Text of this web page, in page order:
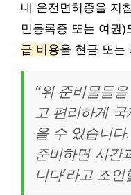
내 운전면허증을 지
민등록증 또는 여권
급 비용을 현금 또는
“위 준비물들
고 편리하게
을 수 있습니다
준비하면 시간
니다’라고 조언